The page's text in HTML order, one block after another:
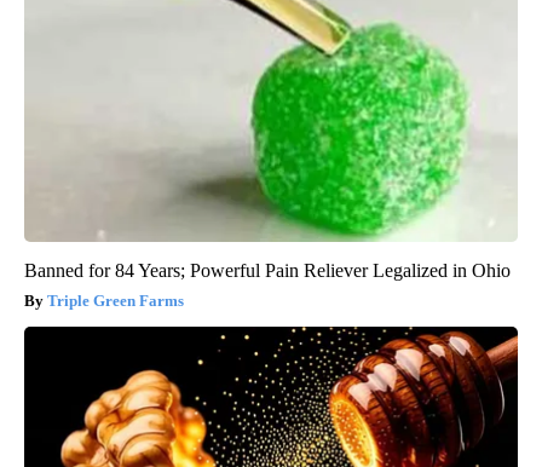
Banned for 84 Years; Powerful Pain Reliever Legalized in Ohio
Triple Green Farms